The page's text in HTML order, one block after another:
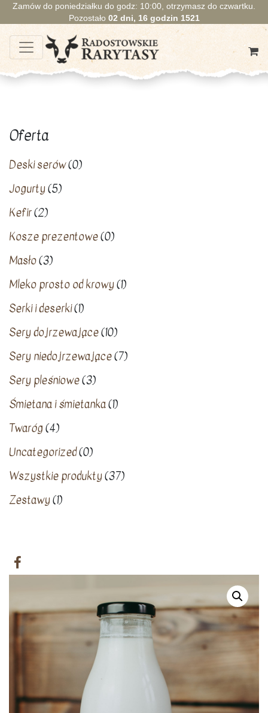
Zamów do poniedziałku do godz: 10:00, otrzymasz do czwartku.
Pozostało 02 dni, 16godzin 1521
Oferta
Deski serów(0)
Jogurty(5)
Kefir(2)
Kosze prezentowe(0)
Masło(3)
Mleko prosto od krowy(1)
Serki i deserki(1)
Sery dojrzewające(10)
Sery niedojrzewające(7)
Sery pleśniowe(3)
Śmietana i śmietanka(1)
Twaróg(4)
Uncategorized(0)
Wszystkie produkty(37)
Zestawy(1)